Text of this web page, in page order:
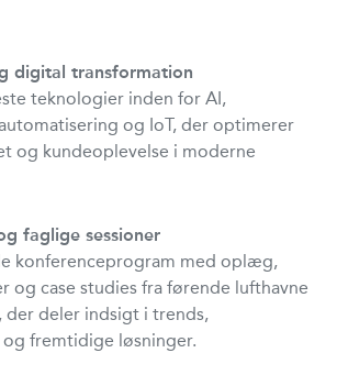
digital transformation
teknologier inden for AI,
og IoT, der optimerer
og kundeoplevelse i moderne
faglige sessioner
konferenceprogram med oplæg,
og case studies fra førende lufthavne
der deler indsigt i trends,
fremtidige løsninger.